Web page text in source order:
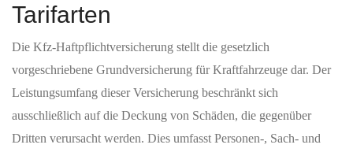
Tarifarten
Die Kfz-Haftpflichtversicherung stellt die gesetzlich
vorgeschriebene Grundversicherung für Kraftfahrzeuge dar. Der
Leistungsumfang dieser Versicherung beschränkt sich
ausschließlich auf die Deckung von Schäden, die gegenüber
Dritten verursacht werden. Dies umfasst Personen-, Sach- und